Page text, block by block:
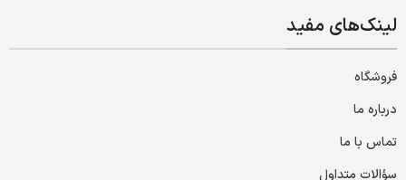
لینک‌های مفید
فروشگاه
درباره ما
تماس با ما
سؤالات متداول